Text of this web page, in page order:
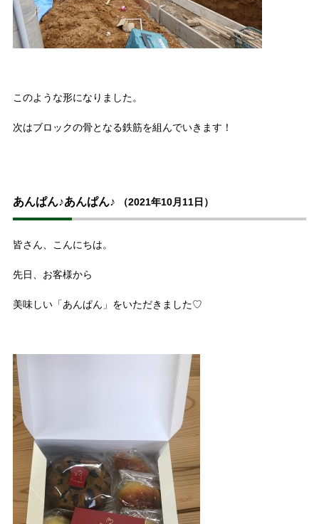
このような形になりました。
次はブロックの骨となる鉄筋を組んでいきます！
あんぱん♪あんぱん♪ （2021年10月11日）
皆さん、こんにちは。
先日、お客様から
美味しい「あんぱん」をいただきました♡